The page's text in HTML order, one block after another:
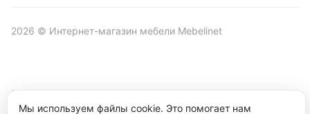
2026 © Интернет-магазин мебели Mebelinet
Политика обработки персональных данных
конфиденциальности
Мы используем файлы cookie. Это помогает нам